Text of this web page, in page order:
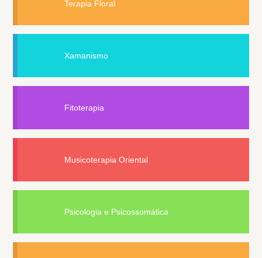
Terapia Floral
Xamanismo
Fitoterapia
Musicoterapia Oriental
Psicologia e Psicossomática